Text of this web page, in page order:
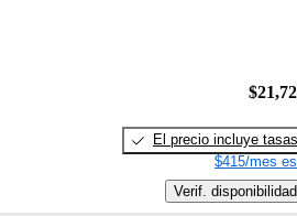
El precio incluye tasas
$415/mes
Verif. disponibilidad